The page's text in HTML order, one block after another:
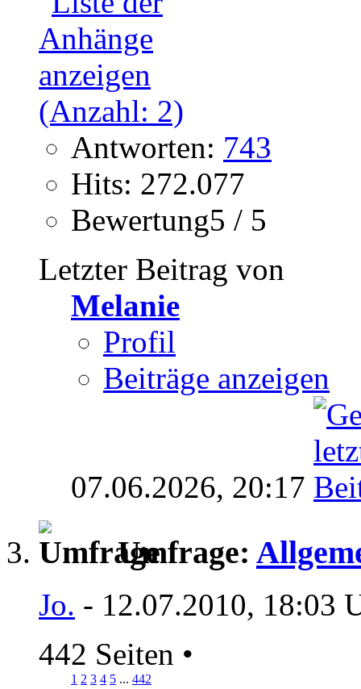
Antworten: 743
Hits: 272.077
Bewertung5 / 5
Letzter Beitrag von
Melanie
Profil
Beiträge anzeigen
07.06.2026, 20:17
Umfrage:
Jo. - 12.07.2010, 18:03
442 Seiten •
1 2 3 4 5 ... 442